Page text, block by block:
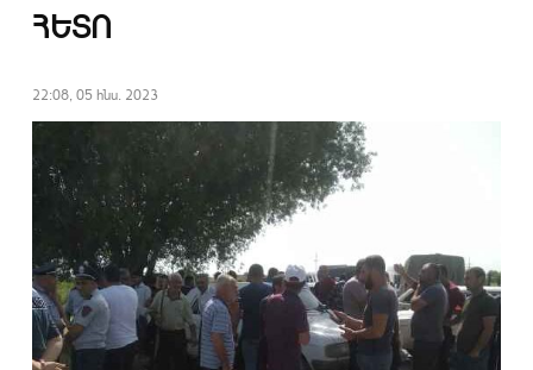
ՀԵՏՈ
22:08, 05 հնս. 2023